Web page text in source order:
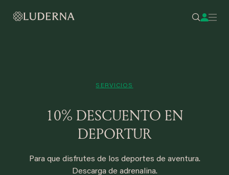
SERVICIOS
10% DESCUENTO EN
DEPORTUR
Para que disfrutes de los deportes de aventura.
Descarga de adrenalina.